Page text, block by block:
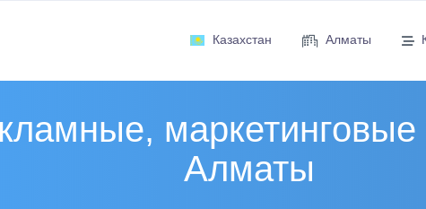
Казахстан Алматы
маркетинговые
Алматы